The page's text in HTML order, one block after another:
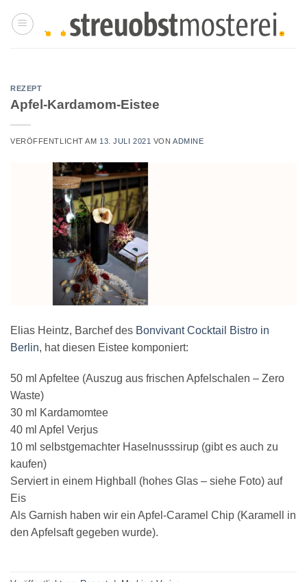
Inhalt
REZEPT
Apfel-Kardamom-Eistee
VERÖFFENTLICHT AM 13. JULI 2021 VONADMINE
Elias Heintz, Barchef des Bonvivant Cocktail Bistro in
Berlin, hat diesen Eistee komponiert:
50 ml Apfeltee (Auszug aus frischen Apfelschalen – Zero
Waste)
30 ml Kardamomtee
40 ml Apfel Verjus
10 ml selbstgemachter Haselnusssirup (gibt es auch zu
kaufen)
Serviert in einem Highball (hohes Glas – siehe Foto) auf
Eis
Als Garnish haben wir ein Apfel-Caramel Chip (Karamell in
den Apfelsaft gegeben wurde).